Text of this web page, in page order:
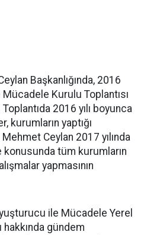
Başkanlığında, 2016
Mücadele Kurulu Toplantısı
Toplantıda 2016 yılı boyunca
kurumların yaptığı
Mehmet Ceylan 2017 yılında
tüm kurumların
yapmasının
ile Mücadele Yerel
hakkında gündem